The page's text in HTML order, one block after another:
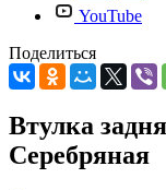
YouTube
Поделиться
Втулка
Серебряная